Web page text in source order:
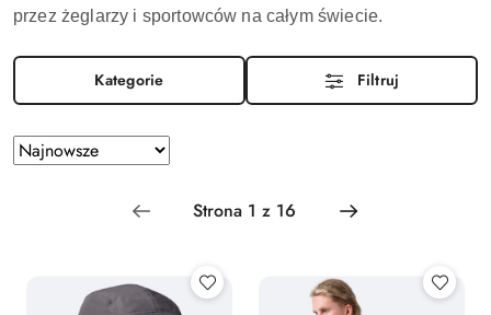
przez żeglarzy i sportowców na całym świecie.
Kategorie Filtruj
Zastosowano
sortowanie:
Sortuj
według